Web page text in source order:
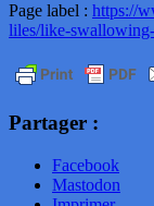
Page label : https://
liles/like-
Partager :
Facebook
Mastodon